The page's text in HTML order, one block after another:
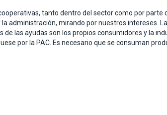
tanto dentro del sector como por parte
administración, mirando por nuestros intereses.
las ayudas son los propios consumidores y la
por la PAC. Es necesario que se consuman